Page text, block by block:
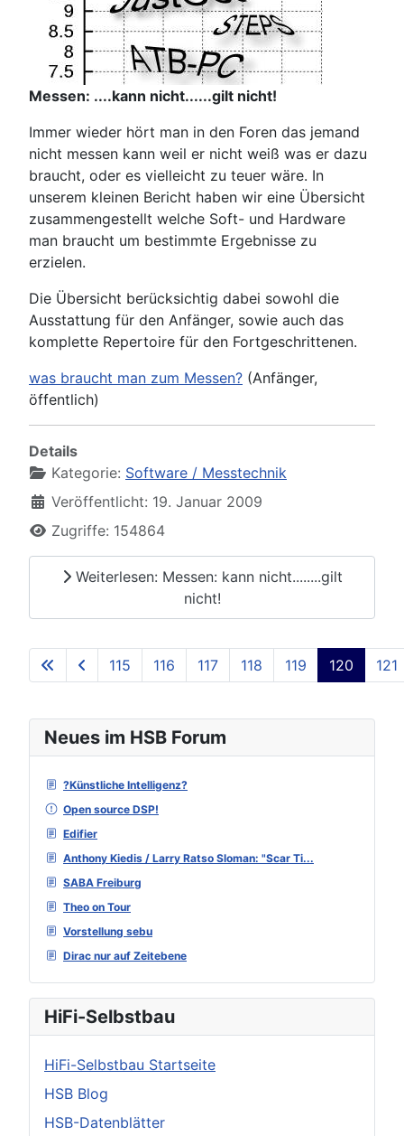
Neues im HSB Forum
?Künstliche Intelligenz?
Open source DSP!
Edifier
Anthony Kiedis / Larry Ratso Sloman: "Scar Ti...
SABA Freiburg
Theo on Tour
Vorstellung sebu
Dirac nur auf Zeitebene
HiFi-Selbstbau
HiFi-Selbstbau Startseite
HSB Blog
HSB-Datenblätter
Messen: ....kann nicht......gilt nicht!
Immer wieder hört man in den Foren das jemand
nicht messen kann weil er nicht weiß was er dazu
braucht, oder es vielleicht zu teuer wäre. In
unserem kleinen Bericht haben wir eine Übersicht
zusammengestellt welche Soft- und Hardware
man braucht um bestimmte Ergebnisse zu
erzielen.
Die Übersicht berücksichtig dabei sowohl die
Ausstattung für den Anfänger, sowie auch das
komplette Repertoire für den Fortgeschrittenen.
was braucht man zum Messen? (Anfänger,
öffentlich)
Details
Kategorie: Software / Messtechnik
Veröffentlicht: 19. Januar 2009
Zugriffe: 154864
Weiterlesen: Messen: kann nicht........gilt
nicht!
Seite 120 von 129
115 116 117 118 119 120 121